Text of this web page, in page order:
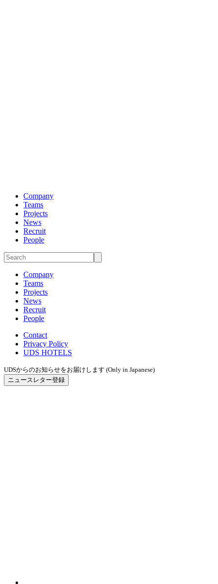
Company
Teams
Projects
News
Recruit
People
Company
Teams
Projects
News
Recruit
People
Contact
Privacy Policy
UDS HOTELS
UDSからのお知らせをお届けします (Only in Japanese)
ニュースレター登録